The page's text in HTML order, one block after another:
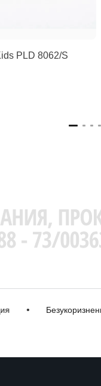
PLD 8062/S